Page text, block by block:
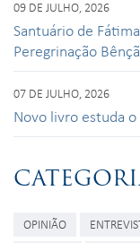
09 DE JULHO, 2026
Santuário de
Peregrinação
07 DE JULHO, 2026
Novo livro estuda
OPINIÃO